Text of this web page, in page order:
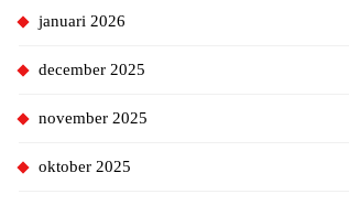
januari 2026
december 2025
november 2025
oktober 2025